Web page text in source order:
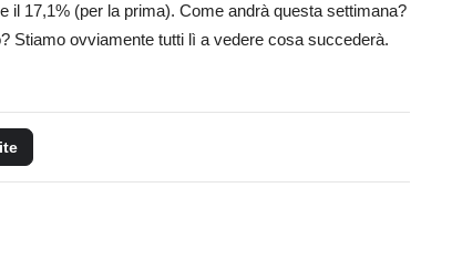
il 17,1% (per la prima). Come andrà questa settimana?
Stiamo ovviamente tutti lì a vedere cosa succederà.